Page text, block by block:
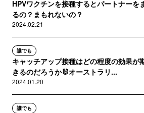
HPVワクチンを接種するとパートナーを
るの？まもれないの？
2024.02.21
誰でも
キャッチアップ接種はどの程度の効果が
きるのだろうか🐰オーストラリ...
2024.01.20
誰でも